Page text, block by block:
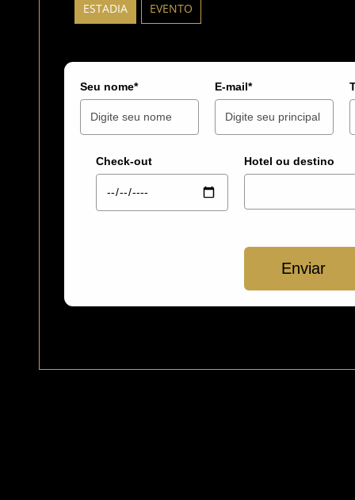
ESTADIA EVENTO
Seu nome* E-mail*
Check-out Hotel ou destino
Enviar